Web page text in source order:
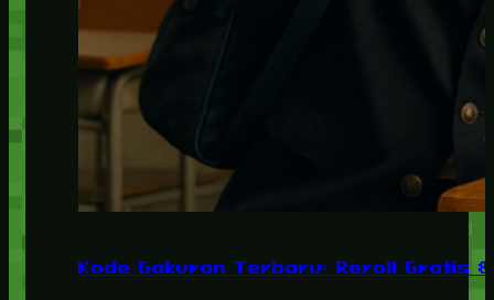
Kode Gakuran Terbaru: Reroll Gratis